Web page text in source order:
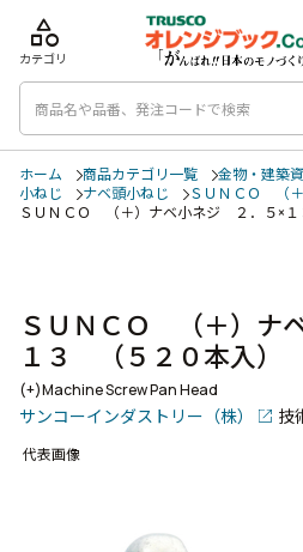
category
カテゴリ
ホーム 商品カテゴリ一覧 金物・建築
小ねじ
ナベ頭小ねじ
ＳＵＮＣＯ （
ＳＵＮＣＯ （＋）ナベ小ネジ ２．５×
ＳＵＮＣＯ （＋）ナ
１３ （５２０本入）
(+)Machine Screw Pan Head
サンコーインダストリー（株） 技
代表画像